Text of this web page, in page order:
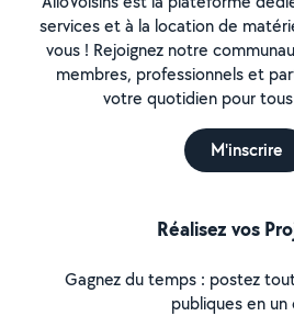
services et à la location de
vous ! Rejoignez notre
membres, professionnels et
votre quotidien pour
M'inscrire
Réalisez vos
Gagnez du temps : postez
publiques en un